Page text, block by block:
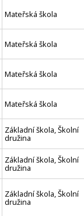
Mateřská škola
Mateřská škola
Mateřská škola
Mateřská škola
Základní škola, Školní
družina
Základní škola, Školní
družina
Základní škola, Školní
družina